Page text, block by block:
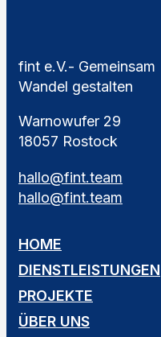
fint e.V.- Gemeinsam
Wandel gestalten
Warnowufer 29
18057 Rostock
hallo@fint.team
hallo@fint.team
HOME
DIENSTLEISTUNGEN
PROJEKTE
ÜBER UNS